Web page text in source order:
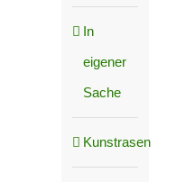
In
eigener
Sache
Kunstrasen